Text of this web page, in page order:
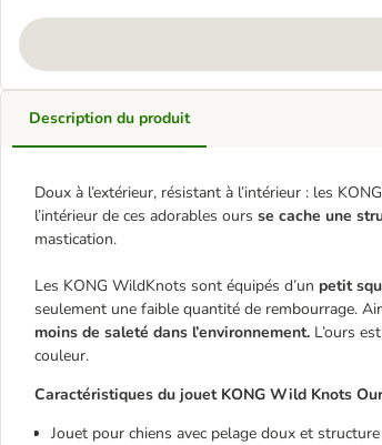
Description du produit
Doux à l’extérieur, résistant à l’intérieur : les
l’intérieur de ces adorables ours se cache une
mastication.
Les KONG WildKnots sont équipés d’un petit
seulement une faible quantité de rembourrage.
moins de saleté dans l’environnement. L’ours
couleur.
Caractéristiques du jouet KONG Wild Knots
Jouet pour chiens avec pelage doux et